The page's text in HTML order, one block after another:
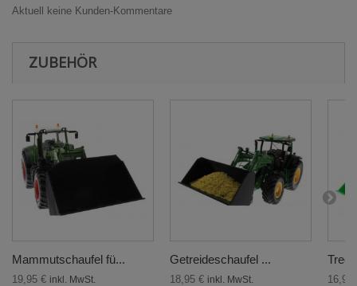
Aktuell keine Kunden-Kommentare
ZUBEHÖR
Mammutschaufel fü...
19,95 € inkl. MwSt.
Getreideschaufel ...
18,95 € inkl. MwSt.